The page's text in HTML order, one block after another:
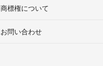
商標権について
お問い合わせ